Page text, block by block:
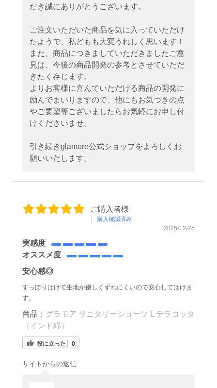
だき誠にありがとうございます。
ご注文いただいた商品を気に入っていただけ
たようで、私どもも大変うれしく思います！
また、商品につきましていただきましたご意
見は、今後の商品開発の参考とさせていただ
きたく存じます。
よりお客様に喜んでいただける商品の開発に
励んでまいりますので、他にもお気づきの点
やご要望等ございましたらお気軽にお申し付
けくださいませ。
引き続きglamore公式ショップをよろしくお
願いいたします。
ご購入者様
購入確認済み
2025-12-25
実感度
オススメ度
安心感◎
すっぽりはけて生地が優しくずれにくいので安心してはけま
す。
商品： グラモア サニタリーショーツ L テラコッタ
（インド綿）
役に立った 0
サイトからの返信